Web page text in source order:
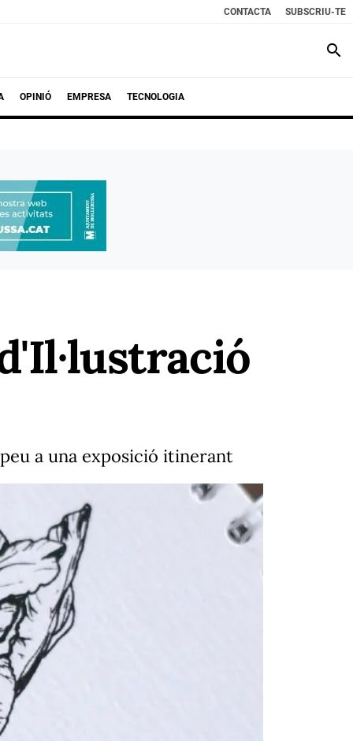
CONTACTA SUBSCRIU-TE
search
OPINIÓ EMPRESA TECNOLOGIA
a una exposició itinerant